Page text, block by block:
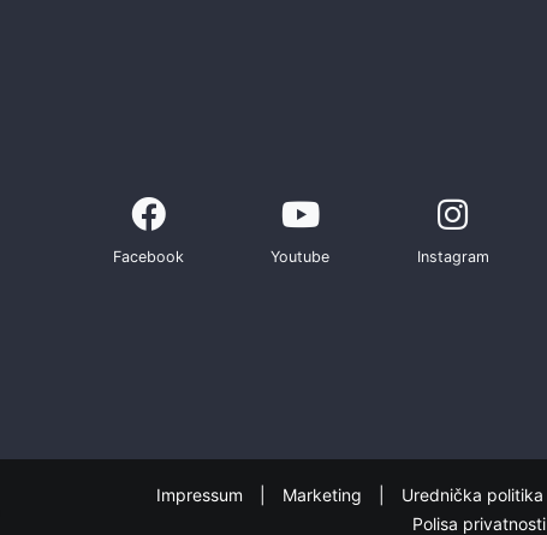
Facebook Youtube Instagram
Impressum Marketing Urednička politika
Polisa privatnosti